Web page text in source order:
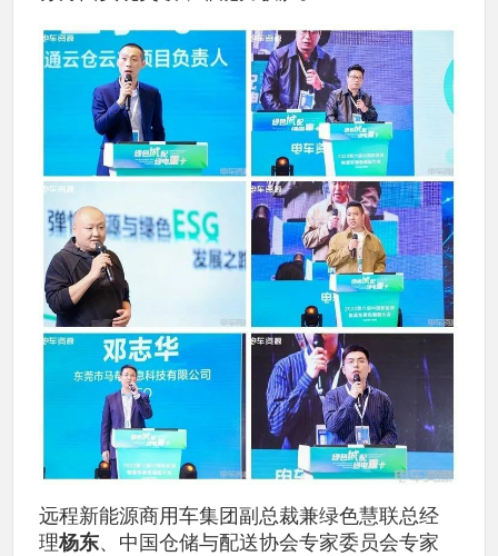
远程新能源商用车集团副总裁兼绿色慧联总经
理杨东、中国仓储与配送协会专家委员会专家